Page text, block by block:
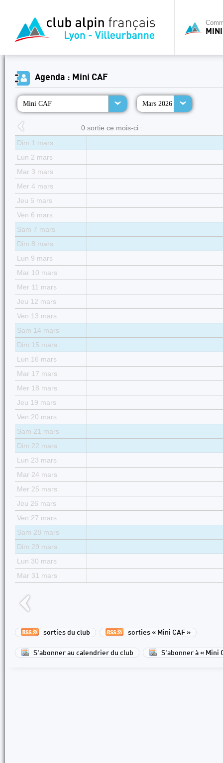
Agenda : Mini CAF
Mini CAF Mars 2026
0 sortie ce mois-ci :
Dim 1 mars
Lun 2 mars
Mar 3 mars
Mer 4 mars
Jeu 5 mars
Ven 6 mars
Sam 7 mars
Dim 8 mars
Lun 9 mars
Mar 10 mars
Mer 11 mars
Jeu 12 mars
Ven 13 mars
Sam 14 mars
Dim 15 mars
Lun 16 mars
Mar 17 mars
Mer 18 mars
Jeu 19 mars
Ven 20 mars
Sam 21 mars
Dim 22 mars
Lun 23 mars
Mar 24 mars
Mer 25 mars
Jeu 26 mars
Ven 27 mars
Sam 28 mars
Dim 29 mars
Lun 30 mars
Mar 31 mars
sorties du club sorties « Mini CAF »
S'abonner au calendrier du club S'abonner à « Mini